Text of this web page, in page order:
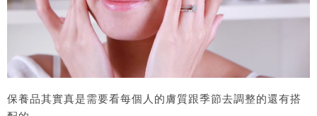
保養品其實真是需要看每個人的膚質跟季節去調整的還有搭